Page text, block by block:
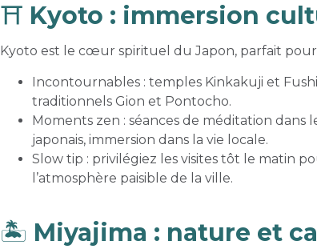
⛩ Kyoto : immersion
Kyoto est le cœur spirituel du Japon, parfait
Incontournables : temples Kinkakuji et
traditionnels Gion et Pontocho.
Moments zen : séances de méditation dans
japonais, immersion dans la vie locale.
Slow tip : privilégiez les visites tôt le matin
l’atmosphère paisible de la ville.
🏝 Miyajima : nature et